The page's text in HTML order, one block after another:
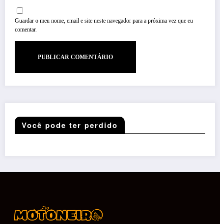
Guardar o meu nome, email e site neste navegador para a próxima vez que eu
comentar.
Você pode ter perdido